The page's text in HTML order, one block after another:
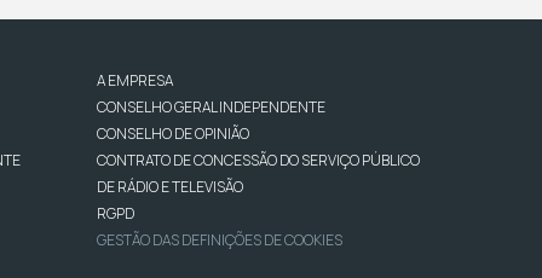
A EMPRESA
CONSELHO GERAL INDEPENDENTE
CONSELHO DE OPINIÃO
CONTRATO DE CONCESSÃO DO SERVIÇO PÚBLICO
DE RÁDIO E TELEVISÃO
RGPD
GESTÃO DAS DEFINIÇÕES DE COOKIES